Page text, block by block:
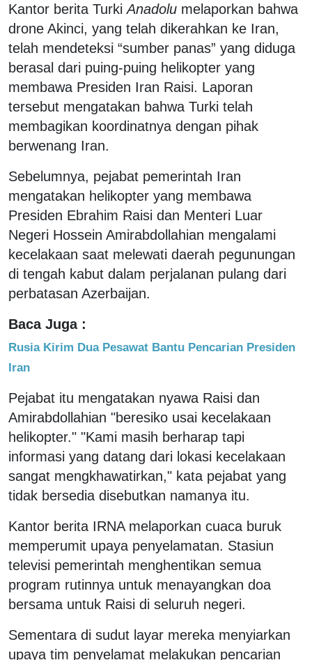
Kantor berita TurkiAnadolu melaporkan bahwa
drone Akinci, yang telah dikerahkan ke Iran,
telah mendeteksi “sumber panas” yang diduga
berasal dari puing-puing helikopter yang
membawa Presiden Iran Raisi. Laporan
tersebut mengatakan bahwa Turki telah
membagikan koordinatnya dengan pihak
berwenang Iran.
Sebelumnya, pejabat pemerintah Iran
mengatakan helikopter yang membawa
Presiden Ebrahim Raisi dan Menteri Luar
Negeri Hossein Amirabdollahian mengalami
kecelakaan saat melewati daerah pegunungan
di tengah kabut dalam perjalanan pulang dari
perbatasan Azerbaijan.
Baca Juga :
Rusia Kirim Dua Pesawat Bantu Pencarian Presiden
Iran
Pejabat itu mengatakan nyawa Raisi dan
Amirabdollahian "beresiko usai kecelakaan
helikopter." "Kami masih berharap tapi
informasi yang datang dari lokasi kecelakaan
sangat mengkhawatirkan," kata pejabat yang
tidak bersedia disebutkan namanya itu.
Kantor berita IRNA melaporkan cuaca buruk
memperumit upaya penyelamatan. Stasiun
televisi pemerintah menghentikan semua
program rutinnya untuk menayangkan doa
bersama untuk Raisi di seluruh negeri.
Sementara di sudut layar mereka menyiarkan
upaya tim penyelamat melakukan pencarian